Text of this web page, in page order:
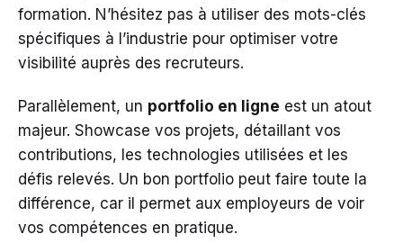
formation. N’hésitez pas à utiliser des mots-clés
spécifiques à l’industrie pour optimiser votre
visibilité auprès des recruteurs.
Parallèlement, un portfolio en ligne est un atout
majeur. Showcase vos projets, détaillant vos
contributions, les technologies utilisées et les
défis relevés. Un bon portfolio peut faire toute la
différence, car il permet aux employeurs de voir
vos compétences en pratique.